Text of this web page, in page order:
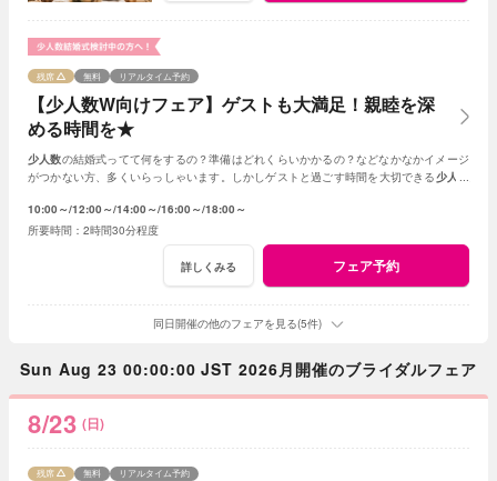
【少人数W向けフェア】ゲストも大満足！親睦を深
める時間を★
残席 無料 リアルタイム予約
少人数の結婚式ってて何をするの？準備はどれくらいかかるの？などなかなかイメージ
がつかない方、多くいらっしゃいます。しかしゲストと過ごす時間を大切できる少人数
10:00～ 12:00～ 14:00～ 16:00～ 18:00～
2時間30分程度
詳しくみる フェア予約
同日開催の他のフェアを見る(5件)
Sun Aug 23 00:00:00 JST 2026月開催のブライダルフェア
8/23 (日)
残席 無料 リアルタイム予約